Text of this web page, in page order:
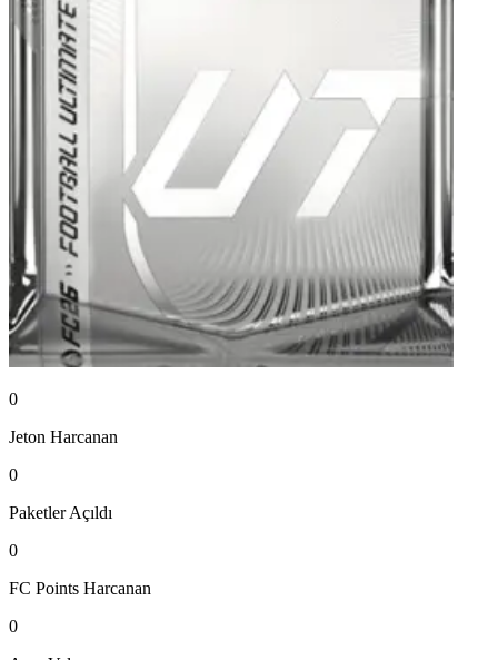
0
Jeton Harcanan
0
Paketler Açıldı
0
FC Points Harcanan
0